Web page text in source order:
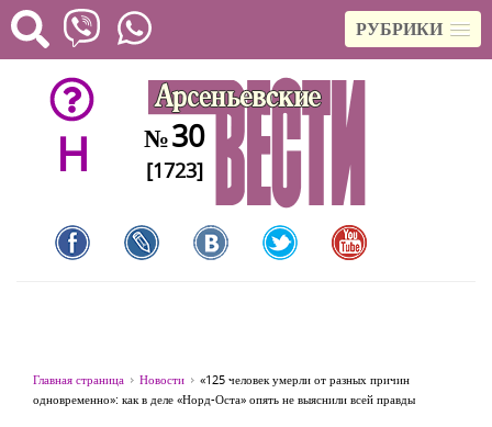
РУБРИКИ
H №30
[1723]
Главная страница Новости
«125 человек умерли от разных причин
одновременно»: как в деле «Норд-Оста» опять не выяснили всей правды